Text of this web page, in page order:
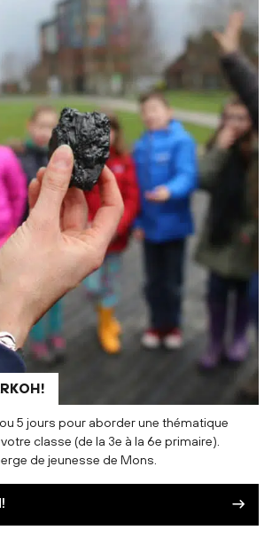
5 jours pour aborder une thématique
classe (de la 3e à la 6e primaire).
de jeunesse de Mons.